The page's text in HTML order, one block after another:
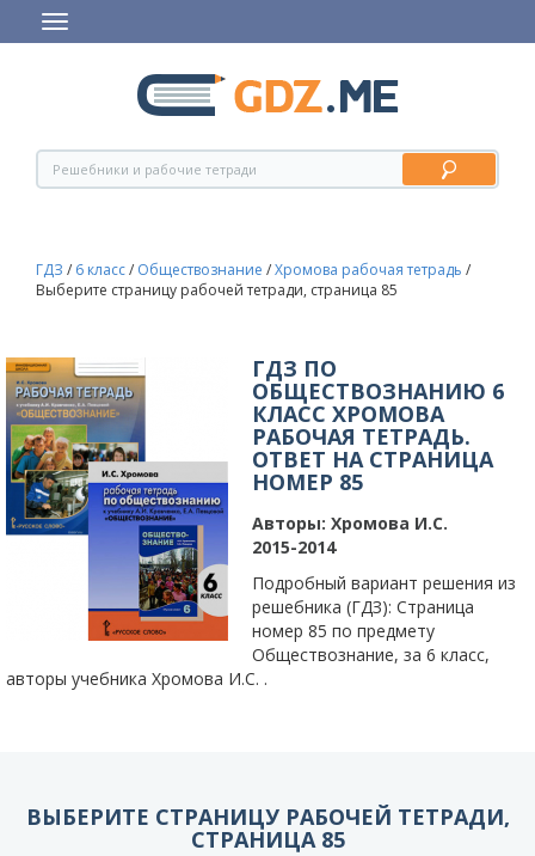
ГДЗ / 6 класс/ Обществознание /Хромова рабочая тетрадь /
Выберите страницу рабочей тетради, страница 85
ГДЗ ПО
ОБЩЕСТВОЗНАНИЮ 6
КЛАСС ХРОМОВА
РАБОЧАЯ ТЕТРАДЬ.
ОТВЕТ НА СТРАНИЦА
НОМЕР 85
Авторы: Хромова И.С.
2015-2014
Подробный вариант решения из
решебника (ГДЗ): Страница
номер 85 по предмету
Обществознание, за 6 класс,
авторы учебника Хромова И.С. .
ВЫБЕРИТЕ СТРАНИЦУ РАБОЧЕЙ ТЕТРАДИ,
СТРАНИЦА 85